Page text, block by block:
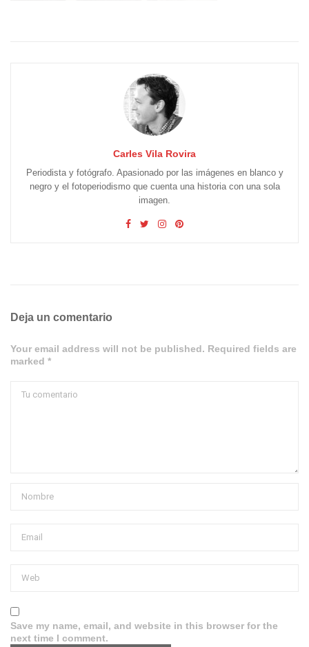
Carles Vila Rovira
Periodista y fotógrafo. Apasionado por las imágenes en blanco y
negro y el fotoperiodismo que cuenta una historia con una sola
imagen.
Deja un comentario
Your email address will not be published. Required fields are
marked *
Save my name, email, and website in this browser for the
next time I comment.